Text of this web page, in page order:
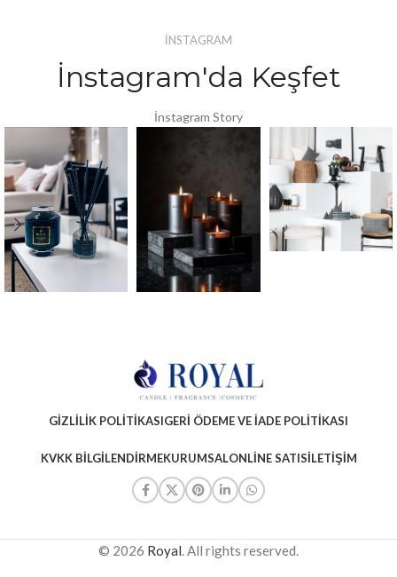
İNSTAGRAM
İnstagram'da Keşfet
İnstagram Story
GIZLILIK POLITIKASIGERI ÖDEME VE İADE POLITIKASI
KVKK BILGILENDIRMEKURUMSALONLINE SATISİLETIŞIM
© 2026 Royal. All rights reserved.